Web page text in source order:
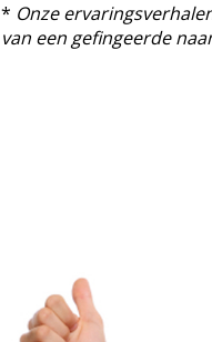
* Onze
van een gefingeerde